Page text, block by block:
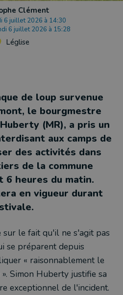
Clément
6 juillet 2026 à 14:30
6 juillet 2026 à 15:28
Léglise
de loup survenue
le bourgmestre
(MR), a pris un
aux camps de
des activités dans
de la commune
heures du matin.
en vigueur durant
sur le fait qu'il ne s'agit pas
se préparent depuis
« raisonnablement le
Simon Huberty justifie sa
exceptionnel de l'incident.